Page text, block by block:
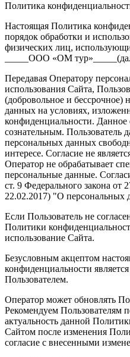
Политика
Настоящая Политика
порядок обработки и
физических лиц,
_____ООО «ОМ
Передавая Оператору
использования Сайта,
(добровольное и бессрочное)
данных на условиях,
конфиденциальности. Данное
сознательным. Пользователь
персональных данных
интересе. Согласие не
Оператор не обрабатывает
персональные данные.
ст. 9 Федерального закона от
22.02.2017) "О персональных
Если Пользователь не
Политики
использование Сайта.
Безусловным акцептом
конфиденциальности
Пользователем.
Оператор может обновлять
Рекомендуем Пользователям
актуальность данной
Сайтом после изменения
согласие с внесенными